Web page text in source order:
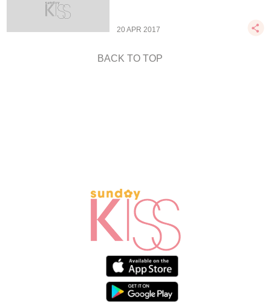
20 APR 2017
BACK TO TOP